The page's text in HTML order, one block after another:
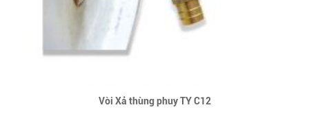
Vòi Xả thùng phuy TY C12